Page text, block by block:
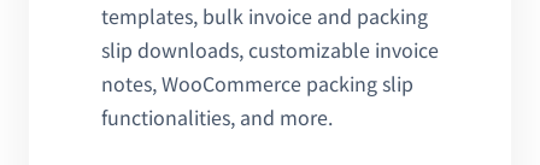
templates, bulk invoice and packing
slip downloads, customizable invoice
notes, WooCommerce packing slip
functionalities, and more.